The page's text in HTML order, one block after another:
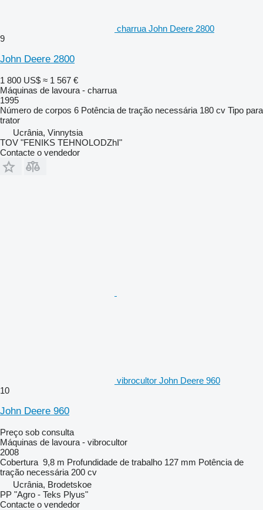
charrua John Deere 2800
9
John Deere 2800
1 800 US$ ≈ 1 567 €
Máquinas de lavoura - charrua
1995
Número de corpos 6 Potência de tração necessária 180 cv Tipo para
trator
Ucrânia, Vinnytsia
TOV "FENIKS TEHNOLODZhI"
Contacte o vendedor
vibrocultor John Deere 960
10
John Deere 960
Preço sob consulta
Máquinas de lavoura - vibrocultor
2008
Cobertura 9,8 m Profundidade de trabalho 127 mm Potência de
tração necessária 200 cv
Ucrânia, Brodetskoe
PP "Agro - Teks Plyus"
Contacte o vendedor